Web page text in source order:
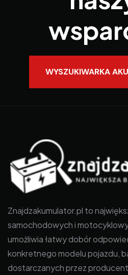
WYSZUKIWARKA
Znajdzakumulator.pl to
samochodowych i
umożliwia łatwy dobór
konkretnego modelu pojazdu,
dostarczanych przez